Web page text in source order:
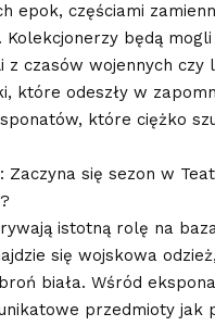
epok, częściami
Kolekcjonerzy będą
z czasów wojennych czy
które odeszły w
które ciężko
Zaczyna się sezon w
istotną rolę na
się wojskowa
biała. Wśród
przedmioty jak